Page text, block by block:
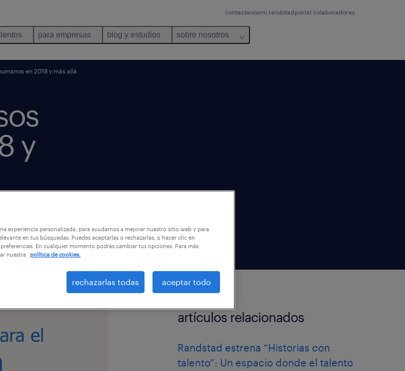
contactanosmi randstadportal colaboradores
para empresas blog y estudios sobre nosotros
en 2018 y más allá
y
artículos relacionados
Randstad estrena “Historias con
talento”: Un espacio donde el talento
experiencia personalizada, para ayudarnos a mejorar nuestro sitio web y para
en tus búsquedas. Puedes aceptarlas o rechazarlas, o hacer clic en
En cualquier momento podrás cambiar tus opciones. Para más
nuestra
política de cookies.
rechazarlas todas aceptar todo